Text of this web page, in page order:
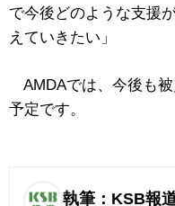
で今後どのような支援
えていきたい」
AMDAでは、今後も
予定です。
執筆：KSB報